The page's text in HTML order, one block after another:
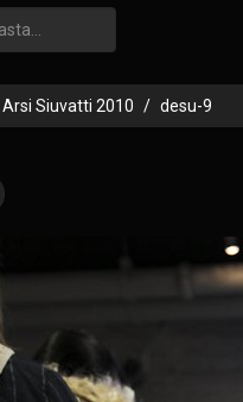
Arsi Siuvatti 2010 desu-9